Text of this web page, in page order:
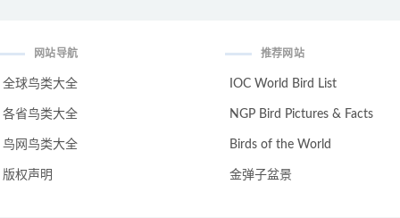
网站导航
全球鸟类大全
各省鸟类大全
鸟网鸟类大全
版权声明
推荐网站
IOC World Bird List
NGP Bird Pictures & Facts
Birds of the World
金弹子盆景